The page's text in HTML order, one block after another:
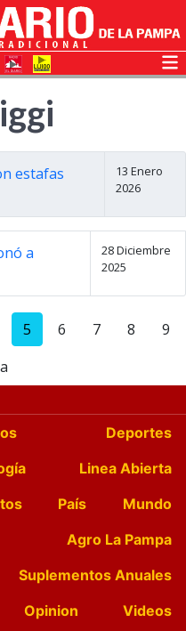
estafas
13 Enero
2026
a
28 Diciembre
2025
5 6 7 8
9
Deportes
Linea Abierta
País
Mundo
Agro La Pampa
Suplementos Anuales
Opinion
Videos